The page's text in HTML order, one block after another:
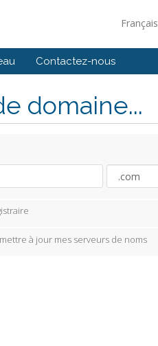
Français
Contactez-nous
domaine...
à jour mes serveurs de noms